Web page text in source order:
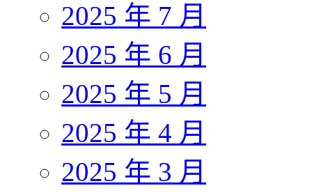
2025 年 7 月
2025 年 6 月
2025 年 5 月
2025 年 4 月
2025 年 3 月